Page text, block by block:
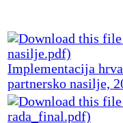
Implementacija
partnersko nasilje,